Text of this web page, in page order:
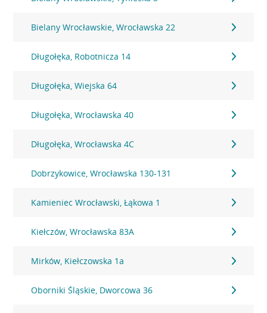
Bielany Wrocławskie, Wrocławska 22
Długołęka, Robotnicza 14
Długołęka, Wiejska 64
Długołęka, Wrocławska 40
Długołęka, Wrocławska 4C
Dobrzykowice, Wrocławska 130-131
Kamieniec Wrocławski, Łąkowa 1
Kiełczów, Wrocławska 83A
Mirków, Kiełczowska 1a
Oborniki Śląskie, Dworcowa 36